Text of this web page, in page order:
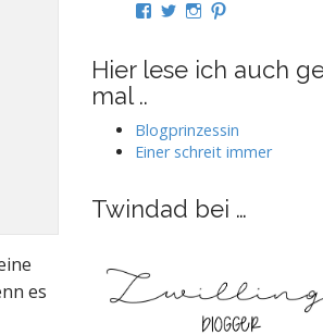
es
Profil
auf
Facebook
Profil
auf
Twitter
Profil
auf
Instagram
auf
Pinterest
Hier lese ich auch
mal ..
Blogprinzessin
Einer schreit immer
Twindad bei …